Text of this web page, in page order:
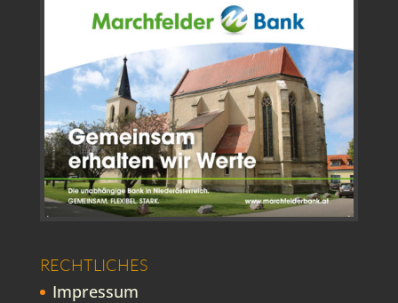
RECHTLICHES
Impressum